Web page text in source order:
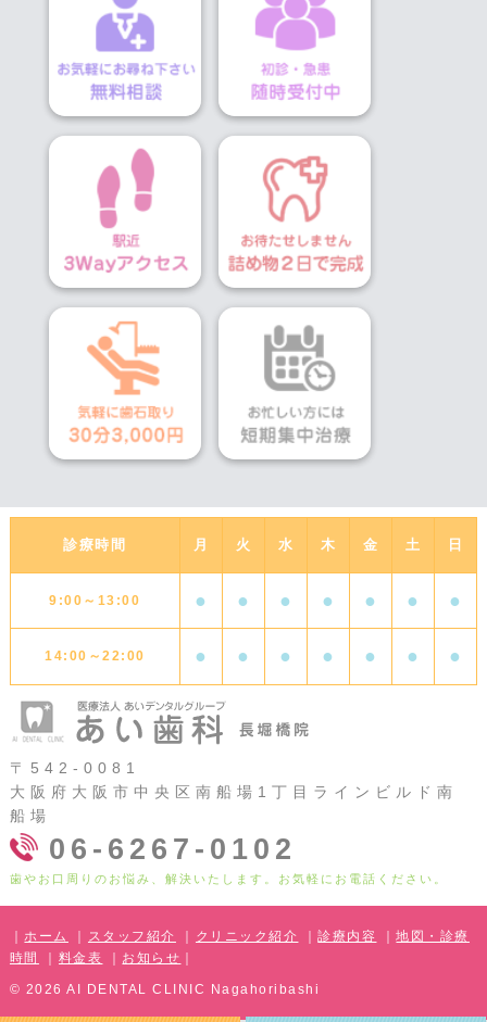
診療時間 月 火 水 木 金 土 日
9:00～13:00 ● ● ● ● ● ● ●
14:00～22:00 ● ● ● ● ● ● ●
〒542-0081
大阪府大阪市中央区南船場1丁目ラインビルド南
船場
06-6267-0102
歯やお口周りのお悩み、解決いたします。お気軽にお電話ください。
｜ホーム スタッフ紹介 クリニック紹介 ｜診療内容 ｜地図・診療
時間
料金表 お知らせ
© 2026 AI DENTAL CLINIC Nagahoribashi